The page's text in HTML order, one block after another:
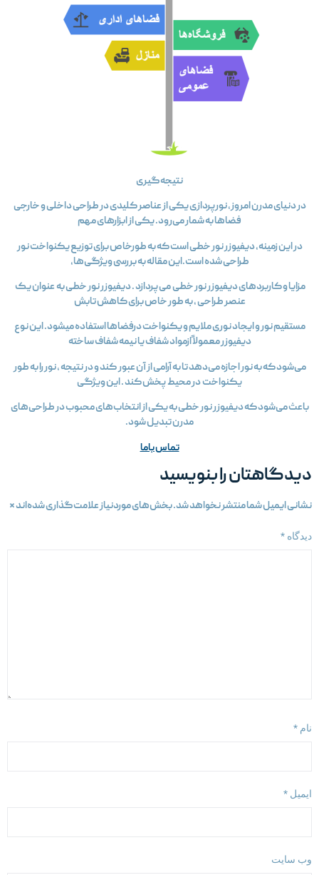
نتیجه‌گیری
در دنیای مدرن امروز، نورپردازی یکی از عناصر کلیدی در طراحی داخلی و خارجی
فضاها به شمار می‌رود. یکی از ابزارهای مهم
در این زمینه، ديفيوزر نور خطی است که به طورخاص برای توزیع یکنواخت نور
طراحی شده است.این مقاله به بررسی ویژگی‌ها،
مزایا و کاربردهای ديفيوزر نور خطی می‌پردازد . ديفيوزر نور خطی به عنوان یک
عنصر طراحی ، به طور خاص برای کاهش تابش
مستقیم نور و ایجاد نوری ملایم و یکنواخت درفضاها استفاده میشود. این نوع
ديفيوزر معمولاً ازمواد شفاف یا نیمه شفاف ساخته
می‌شود که به نور اجازه می‌دهد تا به آرامی از آن عبور کند و در نتیجه ، نور را به طور
یکنواخت در محیط پخش کند . این ویژگی
باعث می‌شود که ديفيوزر نور خطی به یکی از انتخاب‌های محبوب در طراحی‌های
مدرن تبدیل شود.
تماس باما
را بنویسید
ایمیل شما منتشر نخواهد شد.بخش‌های موردنیاز علامت‌گذاری شده‌اند*
*
*
*
سایت